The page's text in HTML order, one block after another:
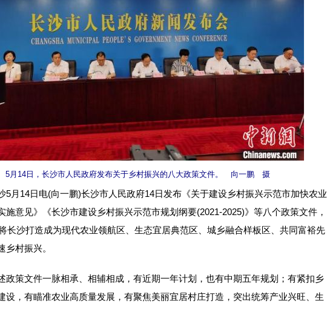
5月14日，长沙市人民政府发布关于乡村振兴的八大政策文件。 向一鹏 摄
14日电(向一鹏)长沙市人民政府14日发布《关于建设乡村振兴示范市加快农业
施意见》《长沙市建设乡村振兴示范市规划纲要(2021-2025)》等八个政策文件，
长沙打造成为现代农业领航区、生态宜居典范区、城乡融合样板区、共同富裕先
乡村振兴。
策文件一脉相承、相辅相成，有近期一年计划，也有中期五年规划；有紧扣乡
设，有瞄准农业高质量发展，有聚焦美丽宜居村庄打造，突出统筹产业兴旺、生